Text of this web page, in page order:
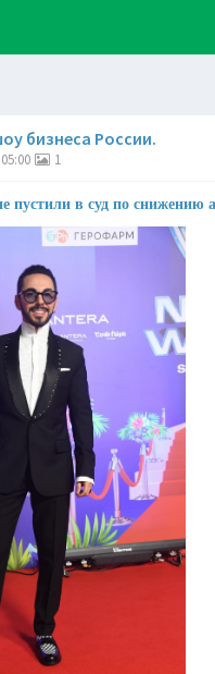
бизнеса России.
1
пустили в суд по снижению